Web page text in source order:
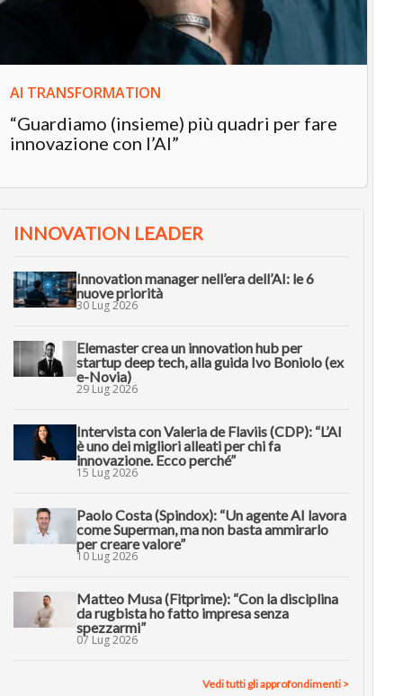
AI TRANSFORMATION
“Guardiamo (insieme) più quadri per fare
innovazione con l’AI”
INNOVATION LEADER
Innovation manager nell’era dell’AI: le 6
nuove priorità
30 Lug 2026
Elemaster crea un innovation hub per
startup deep tech, alla guida Ivo Boniolo (ex
e-Novia)
29 Lug 2026
Intervista con Valeria de Flaviis (CDP): “L’AI
è uno dei migliori alleati per chi fa
innovazione. Ecco perché”
15 Lug 2026
Paolo Costa (Spindox): “Un agente AI lavora
come Superman, ma non basta ammirarlo
per creare valore”
10 Lug 2026
Matteo Musa (Fitprime): “Con la disciplina
da rugbista ho fatto impresa senza
spezzarmi”
07 Lug 2026
Vedi tutti gli approfondimenti >